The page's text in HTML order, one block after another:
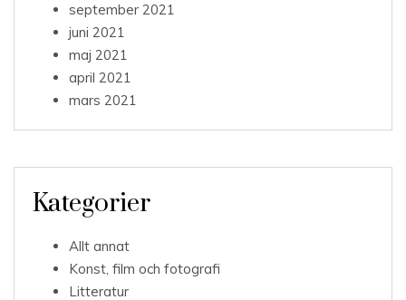
september 2021
juni 2021
maj 2021
april 2021
mars 2021
Kategorier
Allt annat
Konst, film och fotografi
Litteratur